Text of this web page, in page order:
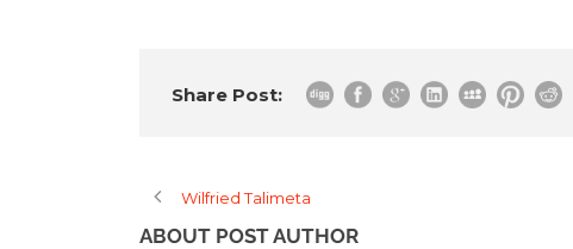
Share Post:
Wilfried Talimeta
ABOUT POST AUTHOR